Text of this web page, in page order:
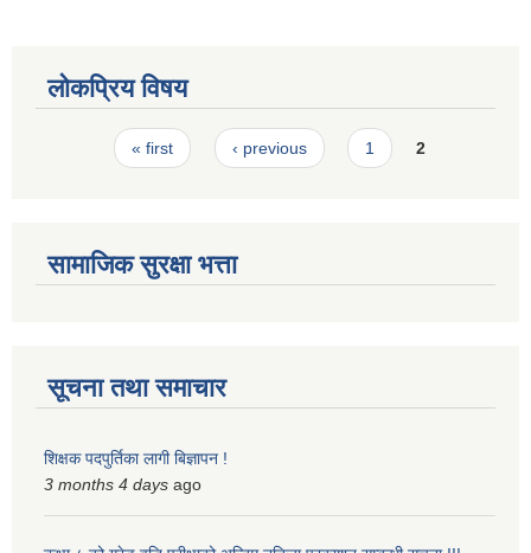
लोकप्रिय विषय
Pages« first ‹ previous 1 2
सामाजिक सुरक्षा भत्ता
सूचना तथा समाचार
शिक्षक पदपुर्तिका लागी बिज्ञापन !
3 months 4 days ago